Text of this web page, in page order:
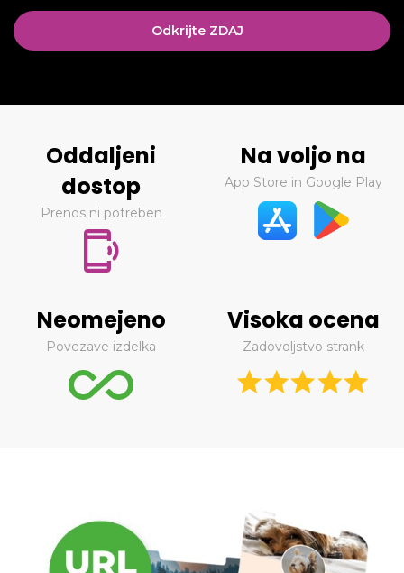
Odkrijte ZDAJ
Oddaljeni
dostop
Prenos ni potreben
Na voljo na
App Store in Google Play
Neomejeno
Povezave izdelka
Visoka ocena
Zadovoljstvo strank